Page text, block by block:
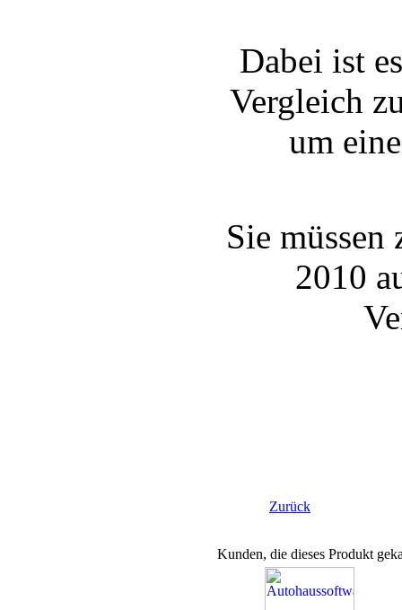
Dabei ist
Vergleich
um
Sie
2010
Zurück
Kunden, die dieses Produkt